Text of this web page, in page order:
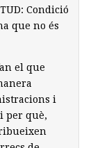
Condició
que no és
el que
i
per què,